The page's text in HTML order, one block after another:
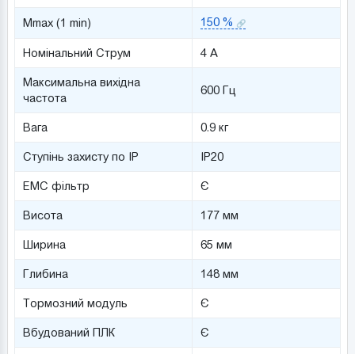
Mmax (1 min) 150 %
Номінальний Струм 4 A
Максимальна вихідна
частота
600 Гц
Вага 0.9 кг
Ступінь захисту по IP IP20
ЕМС фільтр Є
Висота 177 мм
Ширина 65 мм
Глибина 148 мм
Тормозний модуль Є
Вбудований ПЛК Є